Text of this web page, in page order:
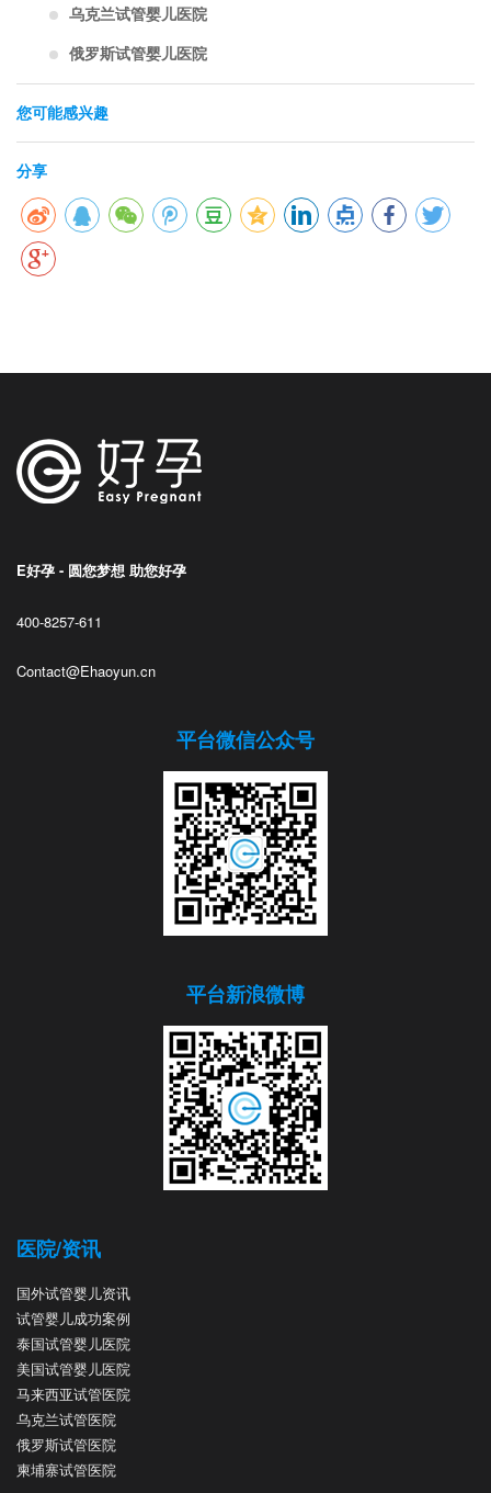
乌克兰试管婴儿医院
俄罗斯试管婴儿医院
您可能感兴趣
分享
E好孕 - 圆您梦想 助您好孕
400-8257-611
Contact@Ehaoyun.cn
平台微信公众号
平台新浪微博
医院/资讯
国外试管婴儿资讯
试管婴儿成功案例
泰国试管婴儿医院
美国试管婴儿医院
马来西亚试管医院
乌克兰试管医院
俄罗斯试管医院
柬埔寨试管医院